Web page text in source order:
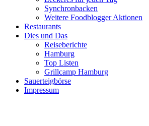
Synchronbacken
Weitere Foodblogger Aktionen
Restaurants
Dies und Das
Reiseberichte
Hamburg
Top Listen
Grillcamp Hamburg
Sauerteigbörse
Impressum